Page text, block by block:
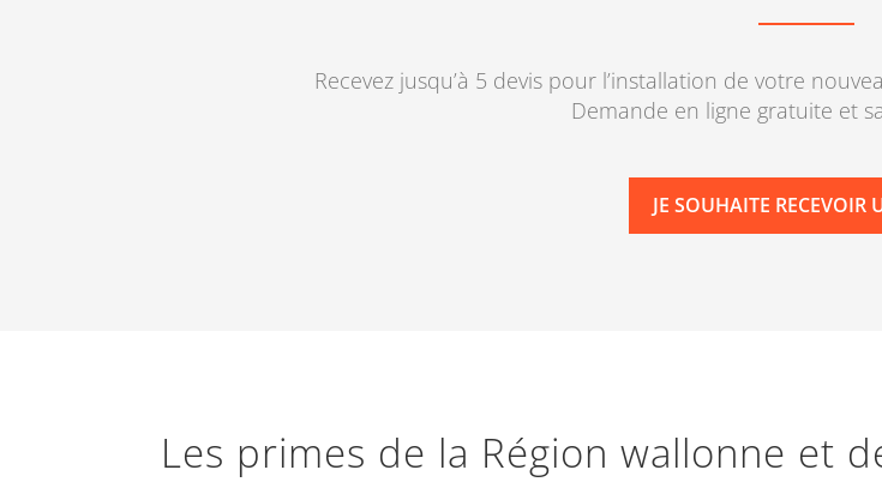
Recevez jusqu’à 5 devis pour l’installation de votre
Demande en ligne gratuite et
JE SOUHAITE RECEVOIR
Les primes de la Région wallonne et